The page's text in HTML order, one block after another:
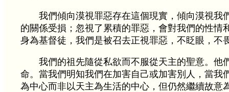
我們傾向漠視罪惡存在這個現實，傾向漠視我
的關係受損；忽視了累積的罪惡，會對我們的性情
身為基督徒，我們是被召去正視罪惡，不眨眼，不
我們的祖先隨從私欲而不服從天主的聖意。他
命。當我們明知我們在加害自己或加害別人，當我
為中心而非以天主為生活的中心，但仍然繼續故意